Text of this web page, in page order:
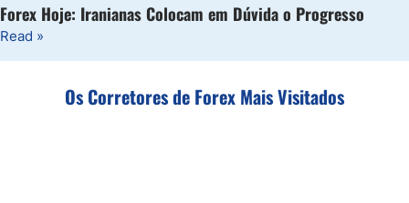
Forex Hoje: Iranianas Colocam em Dúvida o Progresso
Read »
Os Corretores de Forex Mais Visitados